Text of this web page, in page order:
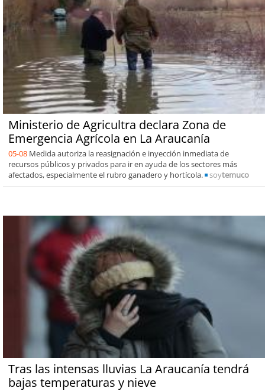
Ministerio de Agricultra declara Zona de
Emergencia Agrícola en La Araucanía
05-08 Medida autoriza la reasignación e inyección inmediata de
recursos públicos y privados para ir en ayuda de los sectores más
afectados, especialmente el rubro ganadero y hortícola.
soytemuco
Tras las intensas lluvias La Araucanía tendrá
bajas temperaturas y nieve